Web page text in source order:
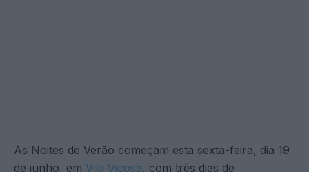
As Noites de Verão começam esta sexta-feira, dia 19
de junho, em Vila Viçosa, com três dias de